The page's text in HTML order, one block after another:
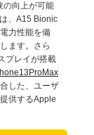
の向上が可能
、A15 Bionic
力性能を備
ます。さら
プレイが搭載
した、ユーザ
供するApple